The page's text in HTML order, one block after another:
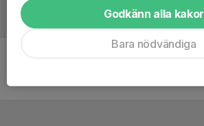
Referat
Godkänn alla kakor
Bara nödvändiga